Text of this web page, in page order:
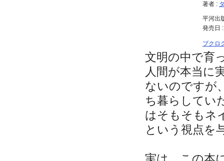
著者 :
平河出
発売日
ブクロ
文明の中で育
人間が本当に
ないのですが
ち暮らしてい
はそもそもネ
という視点を